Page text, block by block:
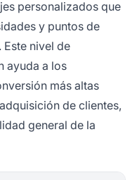
personalizados que
y puntos de
nivel de
ayuda a los
más altas
de clientes,
general de la